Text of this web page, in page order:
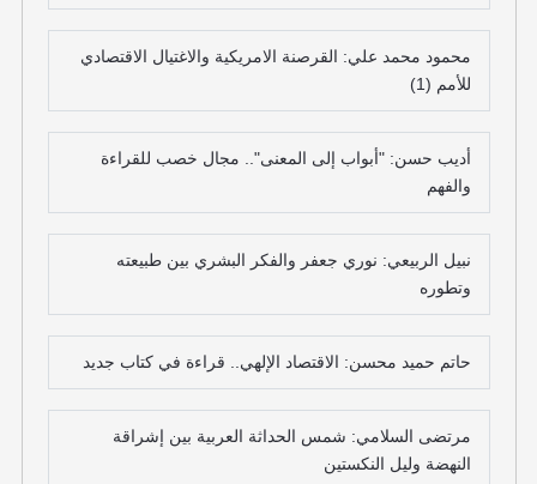
محمود محمد علي: القرصنة الامريكية والاغتيال الاقتصادي
للأمم (1)
أديب حسن: "أبواب إلى المعنى".. مجال خصب للقراءة
والفهم
نبيل الربيعي: نوري جعفر والفكر البشري بين طبيعته
وتطوره
حاتم حميد محسن: الاقتصاد الإلهي.. قراءة في كتاب جديد
مرتضى السلامي: شمس الحداثة العربية بين إشراقة
النهضة وليل النكستين